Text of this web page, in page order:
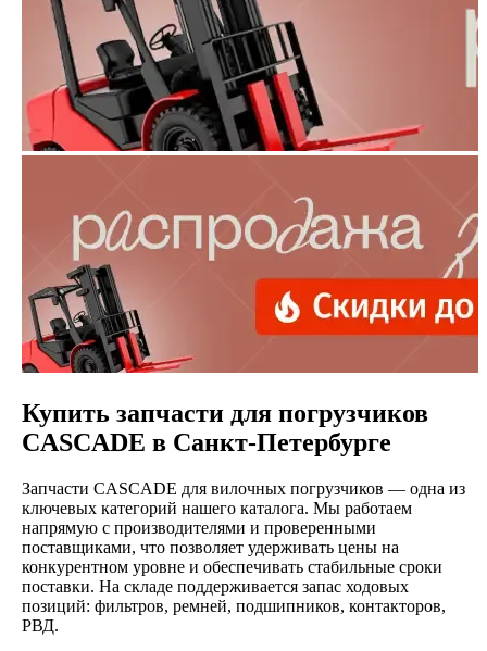
Купить запчасти для погрузчиков
CASCADE в Санкт-Петербурге
Запчасти CASCADE для вилочных погрузчиков — одна из
ключевых категорий нашего каталога. Мы работаем
напрямую с производителями и проверенными
поставщиками, что позволяет удерживать цены на
конкурентном уровне и обеспечивать стабильные сроки
поставки. На складе поддерживается запас ходовых
позиций: фильтров, ремней, подшипников, контакторов,
РВД.